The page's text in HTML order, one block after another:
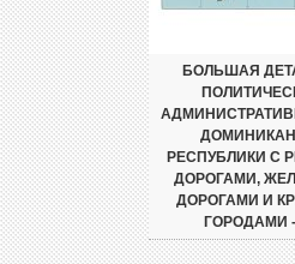
БОЛЬШАЯ
РЕСПУБЛИКИ С
ДОРОГАМИ,
ДОРОГАМИ И
ГОРОДАМИ -